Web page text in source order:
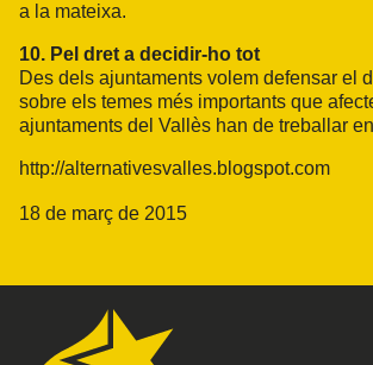
a la mateixa.
10. Pel dret a decidir-ho tot
Des dels ajuntaments volem defensar el
sobre els temes més importants que
ajuntaments del Vallès han de treballar
http://alternativesvalles.blogspot.com
18 de març de 2015